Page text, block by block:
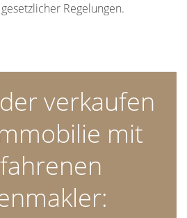
Regelungen.
verkaufen
mit